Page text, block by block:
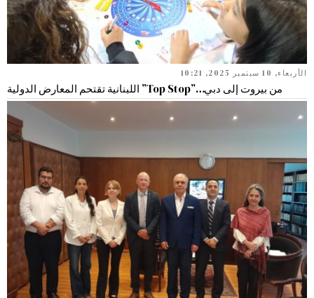
الأربعاء, 10 سبتمبر 2025, 10:21
من بيروت إلى دبي…”Top Stop” اللبنانية تقتحم المعارض الدولية